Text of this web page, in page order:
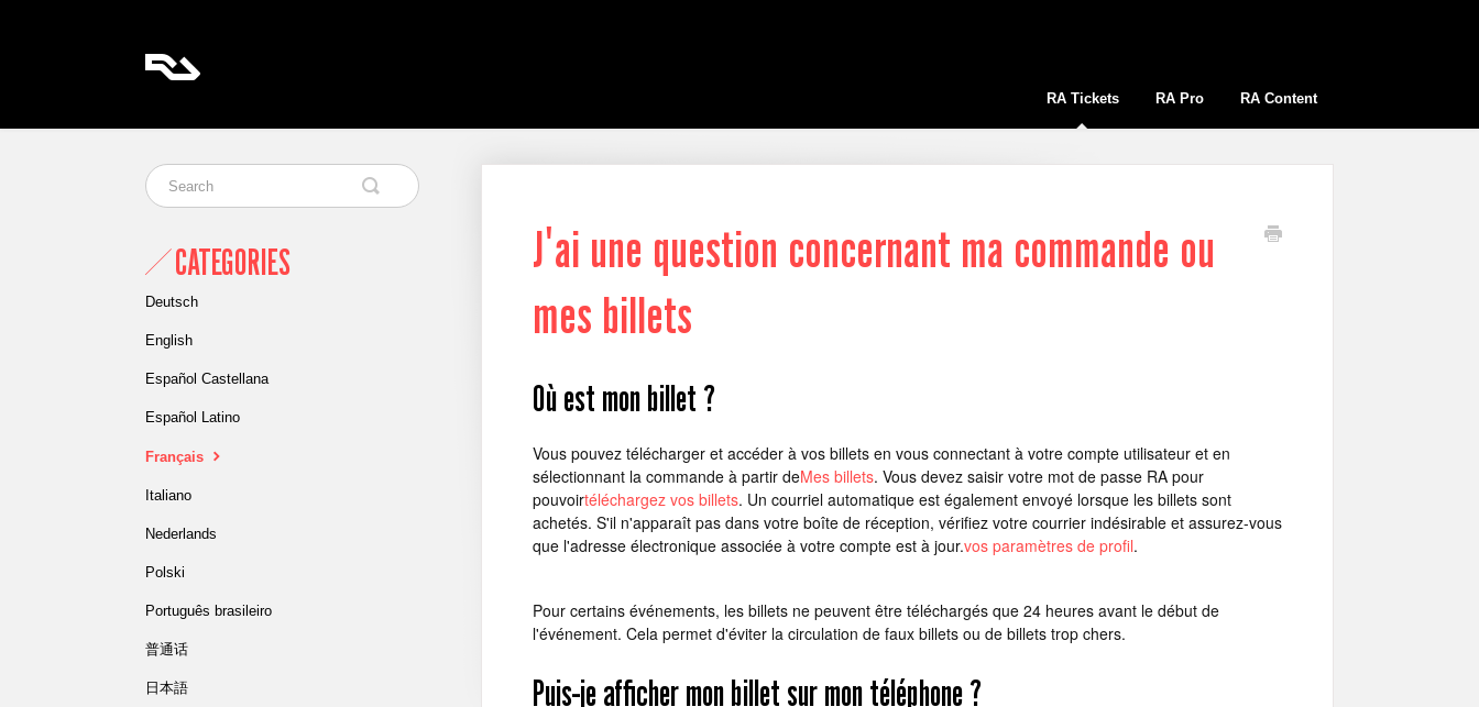
RA Tickets RA Pro RA Content
J'ai une question concernant ma commande ou
mes billets
Où est mon billet ?
Vous pouvez télécharger et accéder à vos billets en vous connectant à votre compte utilisateur et en
sélectionnant la commande à partir deMes billets. Vous devez saisir votre mot de passe RA pour
pouvoirtéléchargez vos billets. Un courriel automatique est également envoyé lorsque les billets sont
achetés. S'il n'apparaît pas dans votre boîte de réception, vérifiez votre courrier indésirable et assurez-vous
que l'adresse électronique associée à votre compte est à jour.vos paramètres de profil.
Pour certains événements, les billets ne peuvent être téléchargés que 24 heures avant le début de
l'événement. Cela permet d'éviter la circulation de faux billets ou de billets trop chers.
Puis-je afficher mon billet sur mon téléphone ?
CATEGORIES
Deutsch
English
Español Castellana
Español Latino
Français
Italiano
Nederlands
Polski
Português brasileiro
普通话
日本語